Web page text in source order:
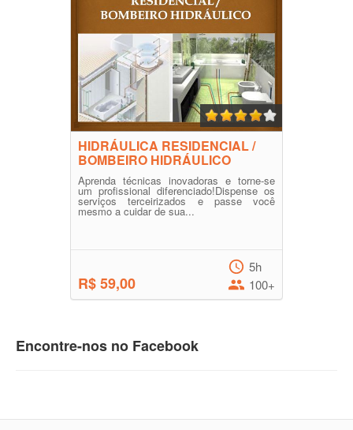
HIDRÁULICA RESIDENCIAL /
BOMBEIRO HIDRÁULICO
Aprenda técnicas inovadoras e torne-se
um profissional diferenciado!Dispense os
serviços terceirizados e passe você
mesmo a cuidar de sua...
R$ 59,00
5h
100+
Encontre-nos no Facebook